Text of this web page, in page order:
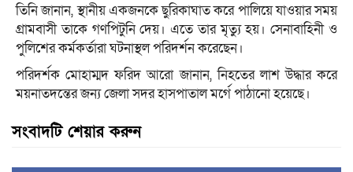
তিনি জানান, স্থানীয় একজনকে ছুরিকাঘাত করে পালিয়ে যাওয়ার সময়
গ্রামবাসী তাকে গণপিটুনি দেয়। এতে তার মৃত্যু হয়। সেনাবাহিনী ও
পুলিশের কর্মকর্তারা ঘটনাস্থল পরিদর্শন করেছেন।
পরিদর্শক মোহাম্মদ ফরিদ আরো জানান, নিহতের লাশ উদ্ধার করে
ময়নাতদন্তের জন্য জেলা সদর হাসপাতাল মর্গে পাঠানো হয়েছে।
সংবাদটি শেয়ার করুন